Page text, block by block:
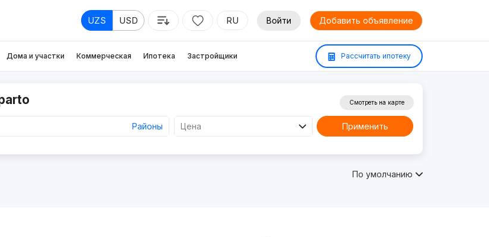
UZS USD RU Войти Добавить объявление
Дома и участки Коммерческая Ипотека Застройщики Рассчитать ипотеку
Районы Цена
Смотреть на карте
Применить
По умолчанию